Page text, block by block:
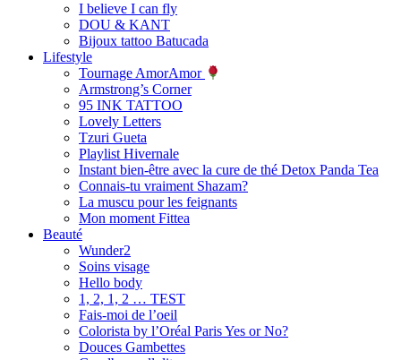
I believe I can fly
DOU & KANT
Bijoux tattoo Batucada
Lifestyle
Tournage AmorAmor
Armstrong’s Corner
95 INK TATTOO
Lovely Letters
Tzuri Gueta
Playlist Hivernale
Instant bien-être avec la cure de thé Detox Panda Tea
Connais-tu vraiment Shazam?
La muscu pour les feignants
Mon moment Fittea
Beauté
Wunder2
Soins visage
Hello body
1, 2, 1, 2 … TEST
Fais-moi de l’oeil
Colorista by l’Oréal Paris Yes or No?
Douces Gambettes